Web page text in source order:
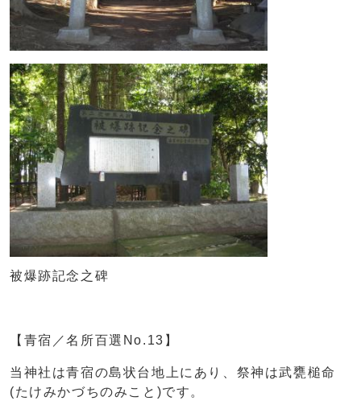
被爆跡記念之碑
【青宿／名所百選No.13】
当神社は青宿の島状台地上にあり、祭神は武甕槌命
(たけみかづちのみこと)です。